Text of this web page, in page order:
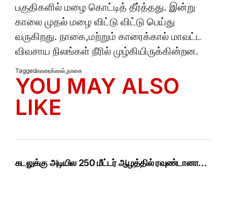
பகுதிகளில் மழை கொட்டித் தீர்த்தது. இன்று
காலை முதல் மழை விட்டு விட்டு பெய்து
வருகிறது. நாகை,மற்றும் காரைக்கால் மாவட்ட
விவசாய நிலங்கள் நீரில் முழ்கியிருக்கின்றன.
Taggedகாரைக்கால்,நாகை
YOU MAY ALSO
LIKE
கடலுக்கு அடியில 250 மீட்டர் ஆழத்தில் ரவுண்டானா…